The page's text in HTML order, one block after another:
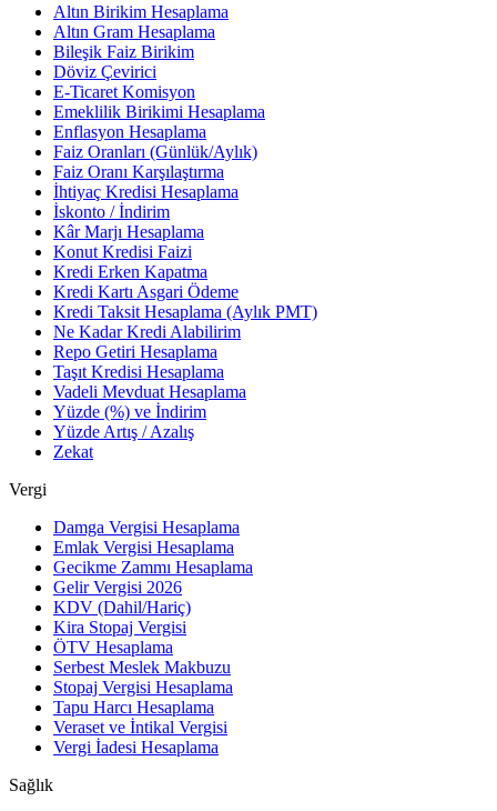
Altın Birikim Hesaplama
Altın Gram Hesaplama
Bileşik Faiz Birikim
Döviz Çevirici
E-Ticaret Komisyon
Emeklilik Birikimi Hesaplama
Enflasyon Hesaplama
Faiz Oranları (Günlük/Aylık)
Faiz Oranı Karşılaştırma
İhtiyaç Kredisi Hesaplama
İskonto / İndirim
Kâr Marjı Hesaplama
Konut Kredisi Faizi
Kredi Erken Kapatma
Kredi Kartı Asgari Ödeme
Kredi Taksit Hesaplama (Aylık PMT)
Ne Kadar Kredi Alabilirim
Repo Getiri Hesaplama
Taşıt Kredisi Hesaplama
Vadeli Mevduat Hesaplama
Yüzde (%) ve İndirim
Yüzde Artış / Azalış
Zekat
Vergi
Damga Vergisi Hesaplama
Emlak Vergisi Hesaplama
Gecikme Zammı Hesaplama
Gelir Vergisi 2026
KDV (Dahil/Hariç)
Kira Stopaj Vergisi
ÖTV Hesaplama
Serbest Meslek Makbuzu
Stopaj Vergisi Hesaplama
Tapu Harcı Hesaplama
Veraset ve İntikal Vergisi
Vergi İadesi Hesaplama
Sağlık